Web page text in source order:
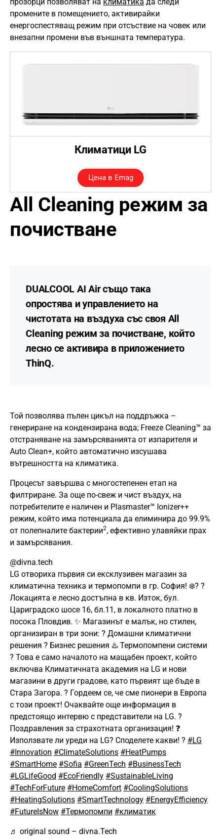
промените в помещението, активирайки
енергоспестяващ режим при отсъствие на човек или
внезапни промени във външната температура.
Климатици LG
Цена в Emag
All Cleaning режим за
почистване
DUALCOOL AI Air също така
опростява и управлението на
чистотата на въздуха със своя All
Cleaning режим за почистване, който
лесно се активира в приложението
ThinQ.
Той позволява пълен цикъл на поддръжка –
генериране на кондензирана вода; Freeze Cleaning™ за
отстраняване на замърсяванията от изпарителя и
Auto Clean+, който автоматично изсушава
вътрешността на климатика.
Процесът завършва с многостепенен етап на
филтриране. За още по-свеж и чист въздух, на
потребителите е наличен и Plasmaster™ Ionizer++
режим, който има потенциала да елиминира до 99.9%
от полепналите бактерии2, ефективно улавяйки прах
и замърсявания.
@divna.tech
LG отвориха първия си ексклузивен магазин за
климатична техника и термопомпи в гр. София! ❄️? ?
Локацията е лесно достъпна в кв. Изток, бул.
Цариградско шосе 16, бл.11, в локалното платно в
посока Пловдив. ✨ Магазинът е малък, но стилен,
организиран в три зони: ? Домашни климатични
решения ? Бизнес решения ♨️ Термопомпени системи
? Това е само началото на мащабен проект, който
включва Климатичната академия на LG и нови
магазини в други градове, като първият ще бъде в
Стара Загора. ? Гордеем се, че сме пионери в Европа
с този проект! Очаквайте още информация в
предстоящо интервю с представители на LG. ?
Поздравления за страхотната организация! ❓
Използвате ли уреди на LG? Споделете какви! ? #LG
#Innovation #ClimateSolutions #HeatPumps
#SmartHome #Sofia #GreenTech #BusinessTech
#LGLifeGood #EcoFriendly #SustainableLiving
#TechForFuture #HomeComfort #CoolingSolutions
#HeatingSolutions #SmartTechnology #EnergyEfficiency
#FutureIsNow #Термопомпи #климатик
♬ original sound – divna.Tech